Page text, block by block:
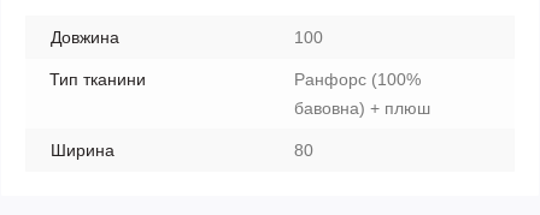
Довжина 100
Тип тканини
Ранфорс (100%
бавовна) + плюш
Ширина 80